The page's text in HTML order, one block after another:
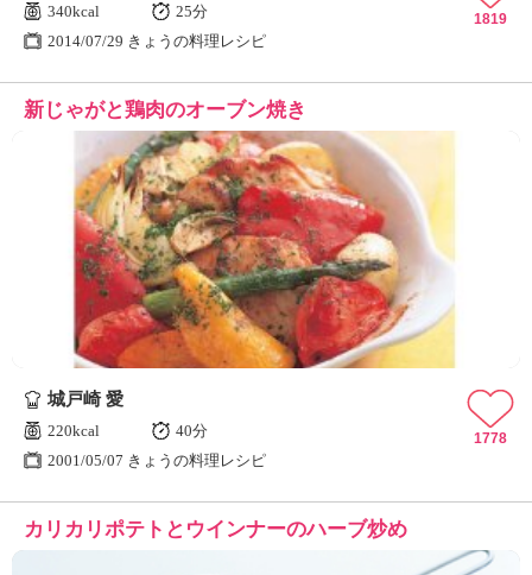
340kcal
25分
2014/07/29 きょうの料理レシピ
1819
新じゃがと鶏肉のオーブン焼き
城戸崎 愛
220kcal
40分
2001/05/07 きょうの料理レシピ
1778
カリカリポテトとウインナーのハーブ炒め